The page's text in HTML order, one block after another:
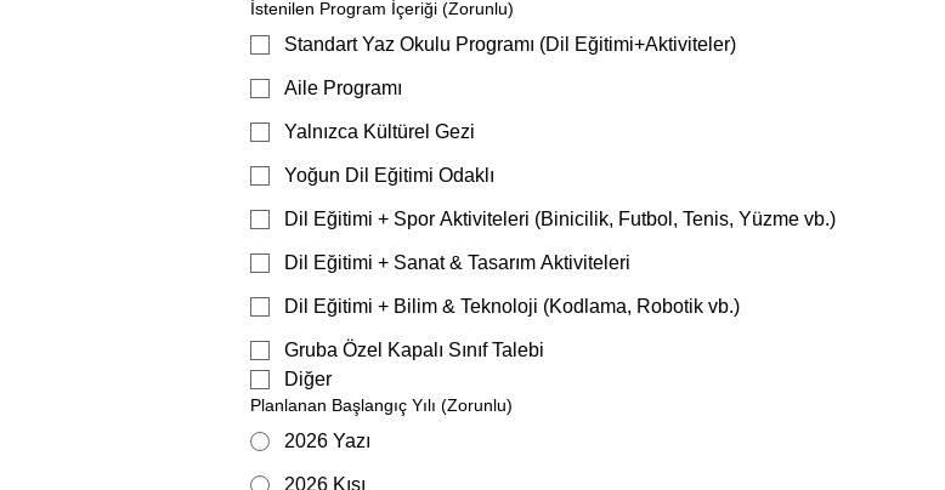
İstenilen Program İçeriği (Zorunlu)
Standart Yaz Okulu Programı (Dil Eğitimi+Aktiviteler)
Aile Programı
Yalnızca Kültürel Gezi
Yoğun Dil Eğitimi Odaklı
Dil Eğitimi + Spor Aktiviteleri (Binicilik, Futbol, Tenis, Yüzme vb.)
Dil Eğitimi + Sanat & Tasarım Aktiviteleri
Dil Eğitimi + Bilim & Teknoloji (Kodlama, Robotik vb.)
Gruba Özel Kapalı Sınıf Talebi
Diğer
Planlanan Başlangıç Yılı (Zorunlu)
2026 Yazı
2026 Kışı